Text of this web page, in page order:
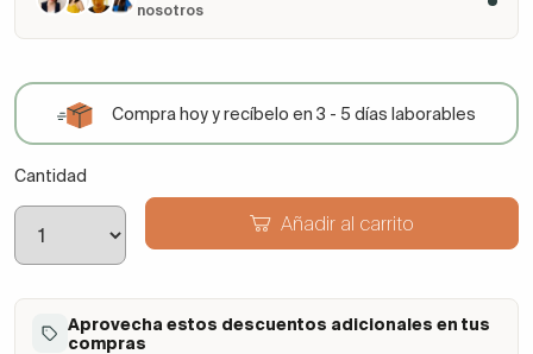
nosotros
Compra hoy y recíbelo en 3 - 5 días laborables
Cantidad
Añadir al carrito
Aprovecha estos descuentos adicionales en tus
compras